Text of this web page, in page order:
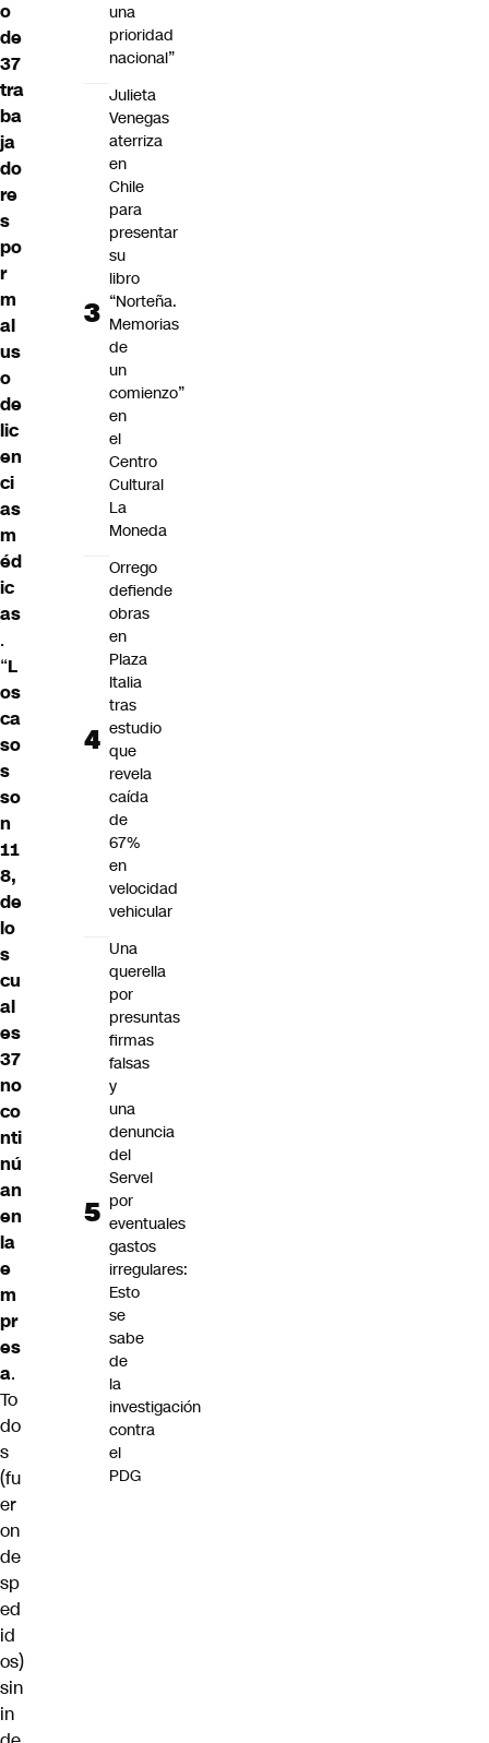
o
de
37
tra
ba
ja
do
re
s
po
r
m
al
us
o
de
lic
en
ci
as
m
éd
ic
as
.
“L
os
ca
so
s
so
n
11
8,
de
lo
s
cu
al
es
37
no
co
nti
nú
an
en
la
e
m
pr
es
a.
To
do
s
(fu
er
on
de
sp
ed
id
os)
sin
in
una
prioridad
nacional”
Julieta
Venegas
aterriza
en
Chile
para
presentar
su
libro
“Norteña.
Memorias
de
un
comienzo”
en
el
Centro
Cultural
La
Moneda
Orrego
defiende
obras
en
Plaza
Italia
tras
estudio
que
revela
caída
de
67%
en
velocidad
vehicular
Una
querella
por
presuntas
firmas
falsas
y
una
denuncia
del
Servel
por
eventuales
gastos
irregulares:
Esto
se
sabe
de
la
investigación
contra
el
PDG